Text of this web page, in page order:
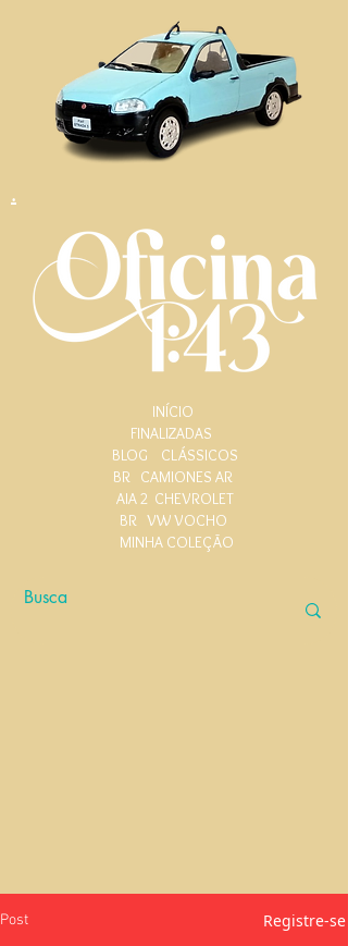
.
INÍCIO
FINALIZADAS
BLOG
CLÁSSICOS
BR CAMIONES AR
AIA 2 CHEVROLET
BR VW VOCHO
MINHA COLEÇÃO
Post Registre-se